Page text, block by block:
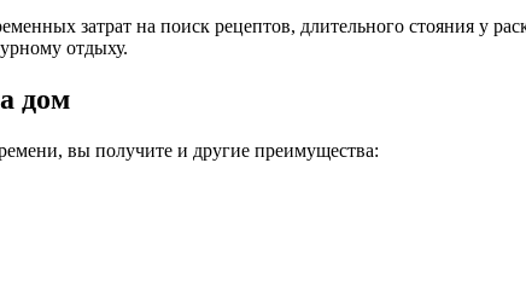
затрат на поиск рецептов, длительного стояния у
отдыху.
дом
вы получите и другие преимущества: